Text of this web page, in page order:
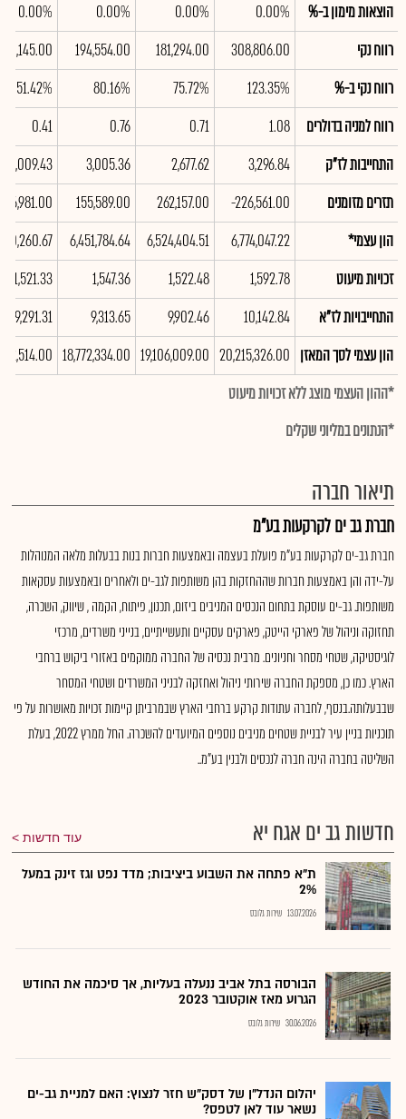
הוצאות מימון ב-%
0.00%
0.00%
0.00%
0.00%
רווח נקי
308,806.00
181,294.00
194,554.00
רווח נקי ב-%
123.35%
75.72%
80.16%
51.42%
רווח למניה בדולרים
1.08
0.71
0.76
0.41
התחייבות לז"ק
3,296.84
2,677.62
3,005.36
3,009.43
תזרים מזומנים
-226,561.00
262,157.00
155,589.00
146,981.00
הון עצמי*
6,774,047.22
6,524,404.51
6,451,784.64
זכויות מיעוט
1,592.78
1,522.48
1,547.36
1,521.33
התחייבויות לז"א
10,142.84
9,902.46
9,313.65
9,291.31
הון עצמי לסך המאזן 20,215,326.00
19,106,009.00
18,772,334.00
*ההון העצמי מוצג ללא זכויות מיעוט
*הנתונים במליוני שקלים
תיאור חברה
חברת גב ים לקרקעות בע"מ
חברת גב-ים לקרקעות בע"מ פועלת בעצמה ובאמצעות חברות בנות בבעלות מלאה המנוהלות
על-ידה והן באמצעות חברות שההחזקות בהן משותפות לגב-ים ולאחרים ובאמצעות עסקאות
משותפות. גב-ים עוסקת בתחום הנכסים המניבים ביזום, תכנון, פיתוח, הקמה , שיווק, השכרה,
תחזוקה וניהול של פארקי הייטק, פארקים עסקיים ותעשייתיים, בנייני משרדים, מרכזי
לוגיסטיקה, שטחי מסחר וחניונים. מרבית נכסיה של החברה ממוקמים באזורי ביקוש ברחבי
הארץ. כמו כן, מספקת החברה שירותי ניהול ואחזקה לבניני המשרדים ושטחי המסחר
שבבעלותה.בנסף, לחברה עתודות קרקע ברחבי הארץ שבמרביתן קיימות זכויות מאושרות על פי
תוכניות בניין עיר לבניית שטחים מניבים נוספים המיועדים להשכרה. החל ממרץ 2022, בעלת
השליטה בחברה הינה חברה לנכסים ולבנין בע"מ..
חדשות גב ים אגח יא עוד חדשות
ת"א פתחה את השבוע ביציבות; מדד נפט וגז זינק במעל
2%
13.07.2026 שירות גלובס
הבורסה בתל אביב ננעלה בעליות, אך סיכמה את החודש
הגרוע מאז אוקטובר 2023
30.06.2026 שירות גלובס
יהלום הנדל"ן של דסק"ש חזר לנצוץ: האם למניית גב-ים
נשאר עוד לאן לטפס?